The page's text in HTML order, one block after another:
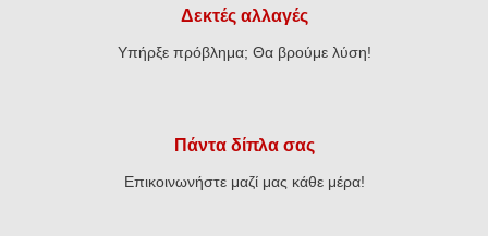
Δεκτές αλλαγές
Υπήρξε πρόβλημα; Θα βρούμε λύση!
Πάντα δίπλα σας
Επικοινωνήστε μαζί μας κάθε μέρα!